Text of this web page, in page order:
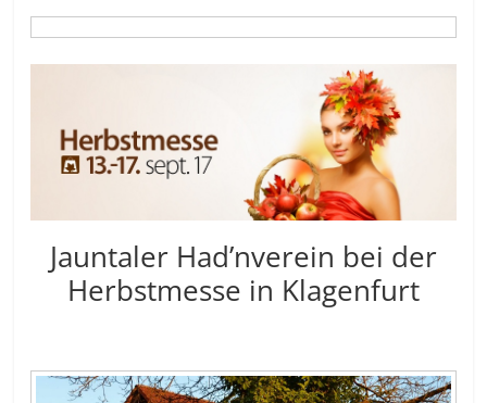
Jauntaler Had’nverein bei der
Herbstmesse in Klagenfurt